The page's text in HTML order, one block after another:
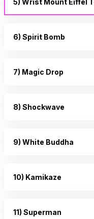
6) Spirit Bomb
7) Magic Drop
8) Shockwave
9) White Buddha
10) Kamikaze
11) Superman